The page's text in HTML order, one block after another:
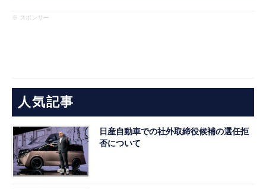
※ スポンサー
人気記事
日産自動車での社外取締役候補の選任拒
否について